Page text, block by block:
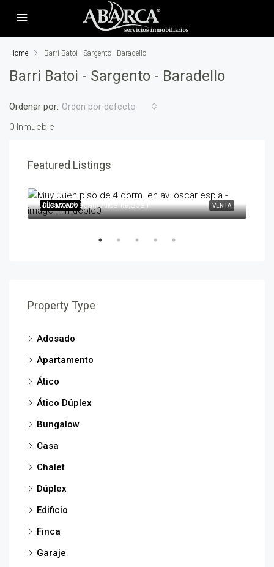
Home Barri Batoi - Sargento - Baradello
Barri Batoi - Sargento - Baradello
0 Inmueble
Ordenar por: Orden por defecto
Featured Listings
VENTA
DESTACADO
595,000€
,Alicante/Alacant,Alicante,Spain
Property Type
Adosado
Apartamento
Ático
Ático Dúplex
Bungalow
Casa
Chalet
Dúplex
Edificio
Finca
Garaje